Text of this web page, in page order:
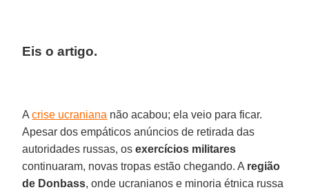
Eis o artigo.
Acrise ucraniana não acabou; ela veio para ficar.
Apesar dos empáticos anúncios de retirada das
autoridades russas, osexercícios militares
continuaram, novas tropas estão chegando. A região
de Donbass, onde ucranianos e minoria étnica russa